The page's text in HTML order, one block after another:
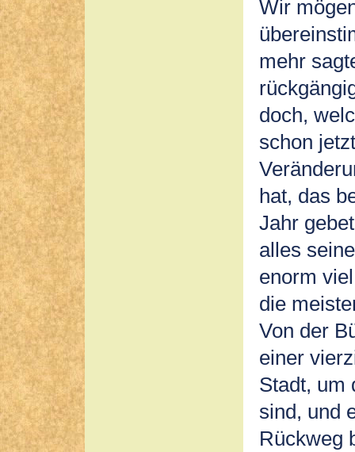
Wir
mehr
doch,
schon
hat, das
Jahr
alles
enorm
die
Von der
einer
Stadt, um
sind, und
Rückweg